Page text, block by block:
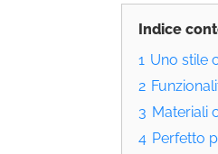
Indice
1 Uno stile
2
3 Materiali
4 Perfetto